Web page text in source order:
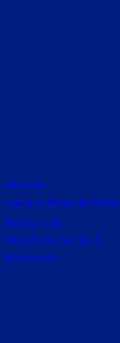
Rate this post
Chụp ảnh cưới kết hợp du lịch Phú
Tháng 5 6, 2026
Phú Quốc, hòn đảo nổi [...]
Đã kiểm duyệt